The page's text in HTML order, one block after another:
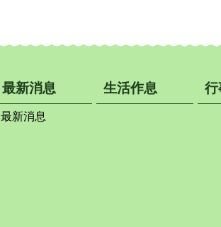
最新消息
最新消息
生活作息 行